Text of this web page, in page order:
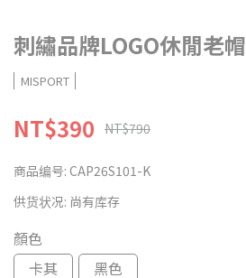
刺繡品牌LOGO休閒老帽
MISPORT
NT$390 NT$790
商品编号: CAP26S101-K
供货状况: 尚有库存
顏色
卡其
黑色